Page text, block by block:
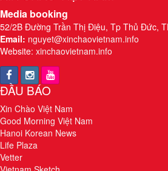
Media booking
52/2B Đường Trần Thị Điệu, Tp Thủ Đức,
Email: nguyet@xinchaovietnam.info
Website: xinchaovietnam.info
ĐẦU BÁO
Xin Chào Việt Nam
Good Morning Việt Nam
Hanoi Korean News
Life Plaza
Vetter